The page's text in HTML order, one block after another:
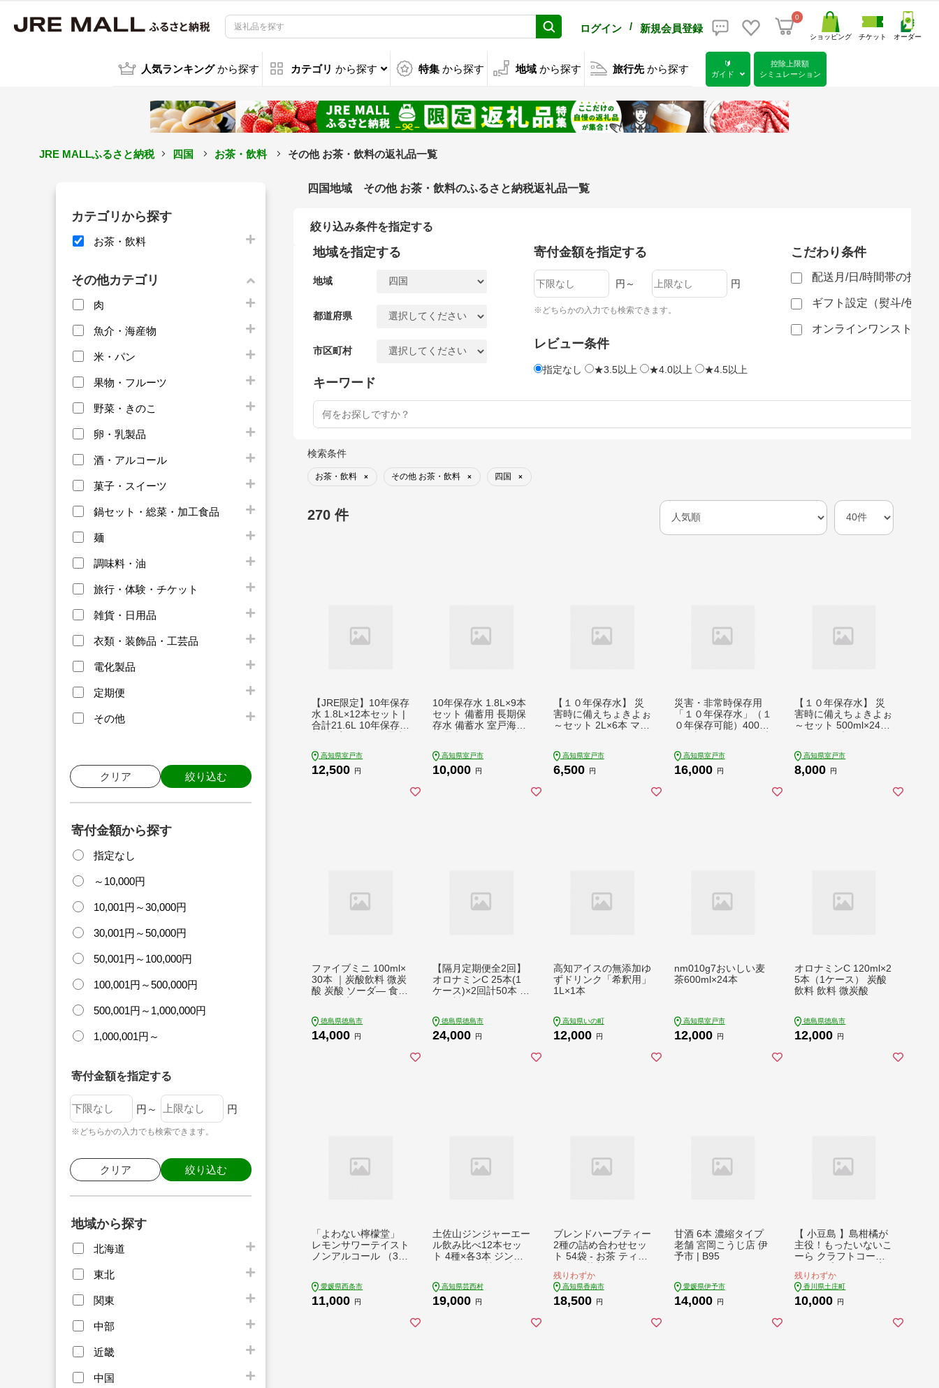
ログイン / 新規会員登録
0
ショッピング チケット オーダー
人気ランキング から探す カテゴリ から探す 特集 から探す 地域 から探す 旅行先 から探す
🔰
ガイド
控除上限額
シミュレーション
JRE MALLふるさと納税 四国 お茶・飲料 その他 お茶・飲料の返礼品一覧
カテゴリから探す
お茶・飲料
その他カテゴリ
肉
魚介・海産物
米・パン
果物・フルーツ
野菜・きのこ
卵・乳製品
酒・アルコール
菓子・スイーツ
鍋セット・総菜・加工食品
麺
調味料・油
旅行・体験・チケット
雑貨・日用品
衣類・装飾品・工芸品
電化製品
定期便
その他
クリア 絞り込む
寄付金額から探す
指定なし
～10,000円
10,001円～30,000円
30,001円～50,000円
50,001円～100,000円
100,001円～500,000円
500,001円～1,000,000円
1,000,001円～
寄付金額を指定する
円～ 円
※どちらかの入力でも検索できます。
クリア 絞り込む
地域から探す
北海道
東北
関東
中部
近畿
中国
四国地域 その他 お茶・飲料のふるさと納税返礼品一覧
絞り込み条件を指定する
地域を指定する
地域
都道府県
市区町村
寄付金額を指定する
円～ 円
※どちらかの入力でも検索できます。
レビュー条件
指定なし ★3.5以上 ★4.0以上 ★4.5以上
こだわり条件
配送月/日/時間帯の指定
ギフト設定（熨斗/包装
オンラインワンストップ
キーワード
検索条件
お茶・飲料 × その他 お茶・飲料 × 四国 ×
270 件
【JRE限定】10年保存
水 1.8L×12本セット |
合計21.6L 10年保存可
ォーター ペットボト
ル 長期保存水 備蓄水
高知県室戸市
12,500 円
10年保存水 1.8L×9本
セット 備蓄用 長期保
存水 備蓄水 室戸海洋
1.8リットル ペットボ
トル 防災 震災 防災グ
高知県室戸市
10,000 円
【１０年保存水】 災
害時に備えちょきよぉ
～セット 2L×6本 マリ
ットボトル 長期保存
水 備蓄水 備蓄用 非常
高知県室戸市
6,500 円
災害・非常時保存用
「１０年保存水」（１
０年保存可能）400ml
ォーター ペットボト
ル 長期保存水 備蓄水
高知県室戸市
16,000 円
【１０年保存水】 災
害時に備えちょきよぉ
～セット 500ml×24本
ルウォーター ペット
ボトル 長期保存水 備
高知県室戸市
8,000 円
ファイブミニ 100ml×
30本 ｜炭酸飲料 微炭
酸 炭酸 ソーダ― 食物
徳島県徳島市
14,000 円
【隔月定期便全2回】
オロナミンC 25本(1
ケース)×2回計50本 炭
徳島県徳島市
24,000 円
高知アイスの無添加ゆ
ずドリンク「希釈用」
1L×1本
高知県いの町
12,000 円
nm010g7おいしい麦
茶600ml×24本
高知県室戸市
12,000 円
オロナミンC 120ml×2
5本（1ケース） 炭酸
飲料 飲料 微炭酸
徳島県徳島市
12,000 円
「よわない檸檬堂」
レモンサワーテイスト
ノンアルコール （350
愛媛県西条市
11,000 円
土佐山ジンジャーエー
ル飲み比べ12本セッ
ト 4種×各3本 ジンジ
合わせ セット お歳暮
ギフト ドリンク ジン
高知県芸西村
19,000 円
ブレンドハーブティー
2種の詰め合わせセッ
ト 54袋 - お茶 ティー
ントリラックス ジン
ジャーリフレッシュ
ハーブ リラックス gr-
残りわずか
高知県香南市
18,500 円
甘酒 6本 濃縮タイプ
老舗 宮岡こうじ店 伊
予市 | B95
愛媛県伊予市
14,000 円
【 小豆島 】島柑橘が
主役！もったいないこ
ーら クラフトコーラ
柑橘 飲料 ドリンク
残りわずか
香川県土庄町
10,000 円